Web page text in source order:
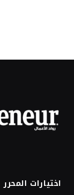
اختيارات المحرر